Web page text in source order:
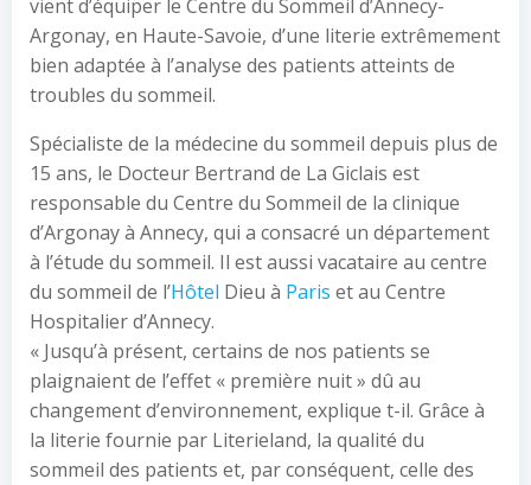
vient d’équiper le Centre du Sommeil d’Annecy-
Argonay, en Haute-Savoie, d’une literie extrêmement
bien adaptée à l’analyse des patients atteints de
troubles du sommeil.
Spécialiste de la médecine du sommeil depuis plus de
15 ans, le Docteur Bertrand de La Giclais est
responsable du Centre du Sommeil de la clinique
d’Argonay à Annecy, qui a consacré un département
à l’étude du sommeil. Il est aussi vacataire au centre
du sommeil de l’Hôtel Dieu à Paris et au Centre
Hospitalier d’Annecy.
« Jusqu’à présent, certains de nos patients se
plaignaient de l’effet « première nuit » dû au
changement d’environnement, explique t-il. Grâce à
la literie fournie par Literieland, la qualité du
sommeil des patients et, par conséquent, celle des